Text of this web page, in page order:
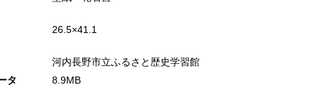
26.5×41.1
河内長野市立ふるさと歴史学習館
タ
8.9MB